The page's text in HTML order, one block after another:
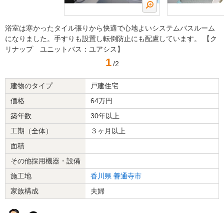
浴室は寒かったタイル張りから快適で心地よいシステムバスルーム
になりました。手すりも設置し転倒防止にも配慮しています。 【ク
リナップ ユニットバス：ユアシス】
1 /2
建物のタイプ
戸建住宅
価格
64万円
築年数
30年以上
工期（全体）
３ヶ月以上
面積
その他採用機器・設備
施工地
香川県 善通寺市
家族構成
夫婦